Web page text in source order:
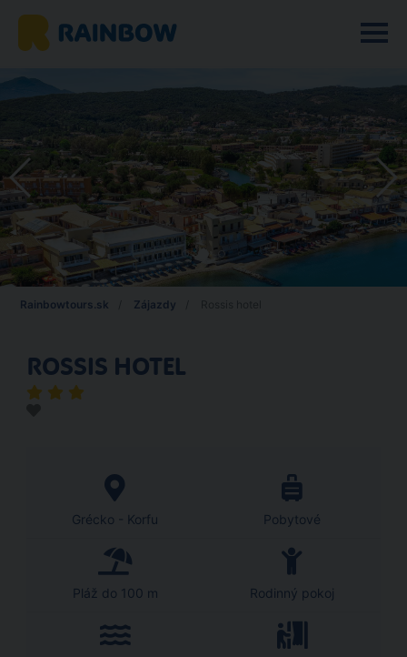
Rainbowtours.sk Zájazdy
ROSSIS HOTEL
Grécko - Korfu Pobytové
Pláž do 100 m Rodinný pokoj